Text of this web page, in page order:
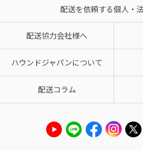
配送を依頼する個人・
配送協力会社様へ
ハウンドジャパンについて
配送コラム